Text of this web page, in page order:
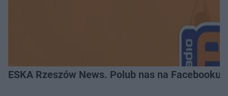
ESKA Rzeszów News. Polub nas na Facebooku!